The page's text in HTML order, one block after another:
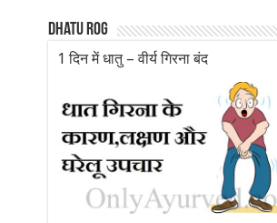
Dhatu rog
1 दिन में धातु – वीर्य गिरना बंद